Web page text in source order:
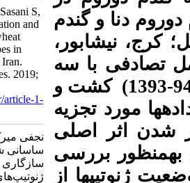
Najafi Mirak T, Moayedi A A, Sasani S,
Ghandi A. Evaluation of adaptation and
grain yield stability of durum wheat
(Triticum turgidum L.) genotypes in
temperate agro-climate zone of Iran.
Iranian Journal of Crop Sciences. 2019;
21 (2) :127-138
URL:http://agrobreedjournal.ir/article-1-
1034-fa.html
نجفی میرک توحید، مویدی علی اکبر،
ساسانی شهریار، قندی اکبر. ارزیابی
سازگاری و پایداری عملکرد دانه
ژنوتیپ‌های گندم دوروم (Triticum